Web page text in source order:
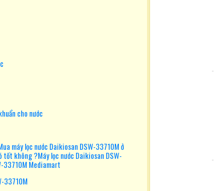
cho nước
máy lọc nước Daikiosan DSW-33710M ở
không ?Máy lọc nước Daikiosan DSW-
33710M Mediamart
33710M